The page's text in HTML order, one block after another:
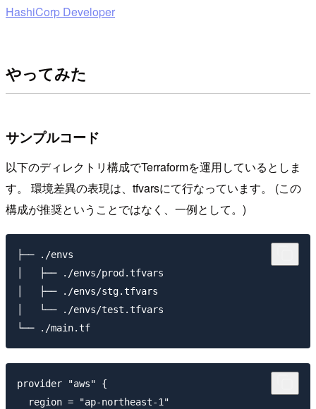
HashiCorp Developer
やってみた
サンプルコード
以下のディレクトリ構成でTerraformを運用しているとしま
す。 環境差異の表現は、tfvarsにて行なっています。 (この
構成が推奨ということではなく、一例として。)
├── ./envs
│   ├── ./envs/prod.tfvars
│   ├── ./envs/stg.tfvars
│   └── ./envs/test.tfvars
provider "aws" {
  region = "ap-northeast-1"